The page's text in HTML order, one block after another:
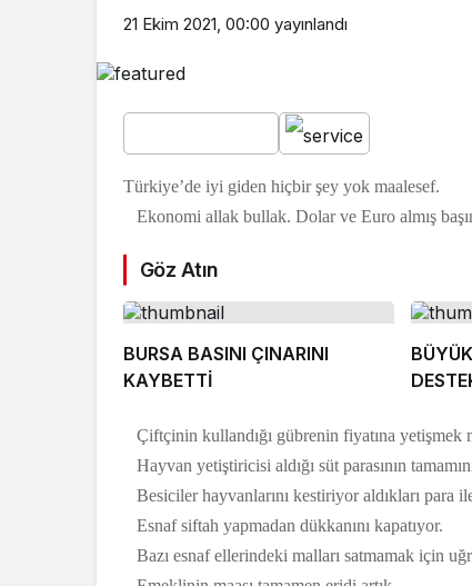
21 Ekim 2021, 00:00 yayınlandı
Türkiye’de iyi giden hiçbir şey yok maalesef.
Ekonomi allak bullak. Dolar ve Euro almış
Göz Atın
BURSA BASINI ÇINARINI
KAYBETTİ
Çiftçinin kullandığı gübrenin fiyatına yetişmek
Hayvan yetiştiricisi aldığı süt parasının
Besiciler hayvanlarını kestiriyor aldıkları para
Esnaf siftah yapmadan dükkanını kapatıyor.
Bazı esnaf ellerindeki malları satmamak için